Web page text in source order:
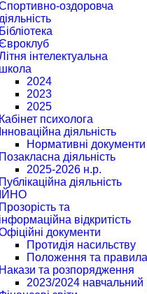
оздоровча
діяльність
Бібліотека
інтелектуальна
школа
2024
2023
2025
Кабінет психолога
Інноваційна діяльність
Нормативні документи
Позакласна діяльність
2025-2026 н.р.
Публікаційна діяльність
Прозорість та
інформаційна відкритість
документи
Протидія насильству
Положення та правила
Накази та розпорядження
2023/2024 навчальний